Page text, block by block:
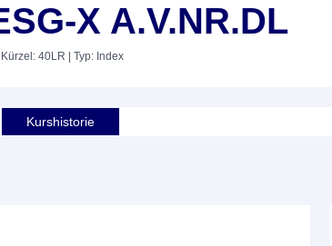
X A.V.NR.DL
| Kürzel: 40LR | Typ: Index
Kurshistorie